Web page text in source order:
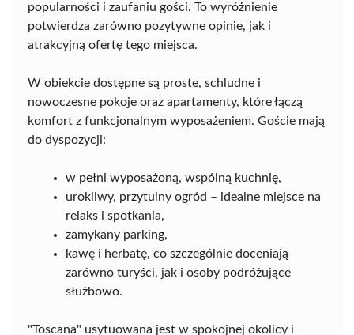
popularności i zaufaniu gości. To wyróżnienie
potwierdza zarówno pozytywne opinie, jak i
atrakcyjną ofertę tego miejsca.
W obiekcie dostępne są proste, schludne i
nowoczesne pokoje oraz apartamenty, które łączą
komfort z funkcjonalnym wyposażeniem. Goście mają
do dyspozycji:
w pełni wyposażoną, wspólną kuchnię,
urokliwy, przytulny ogród – idealne miejsce na
relaks i spotkania,
zamykany parking,
kawę i herbatę, co szczególnie doceniają
zarówno turyści, jak i osoby podróżujące
służbowo.
"Toscana" usytuowana jest w spokojnej okolicy i